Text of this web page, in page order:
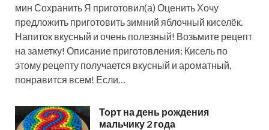
мин Сохранить Я приготовил(а) Оценить Хочу
предложить приготовить зимний яблочный киселёк.
Напиток вкусный и очень полезный! Возьмите рецепт
на заметку! Описание приготовления: Кисель по
этому рецепту получается вкусный и ароматный,
понравится всем! Если…
Торт на день рождения
мальчику 2 года